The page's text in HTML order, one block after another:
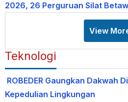
2026, 26 Perguruan Silat
View
Teknologi
ROBEDER Gaungkan Dakwah
Kepedulian Lingkungan